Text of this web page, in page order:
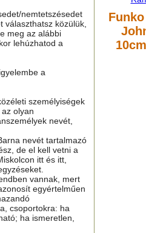
nemtetszésedet
választhatsz közülük,
meg az alábbi
lehúzhatod a
a
személyiségek
olyan
nevét,
nevét tartalmazó
de el kell vetni a
itt és itt,
vannak, mert
egyértelműen
csoportokra: ha
ha ismeretlen,